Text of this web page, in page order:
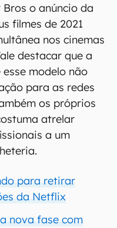
o anúncio da
filmes de 2021
nos cinemas
destacar que a
modelo não
para as redes
os próprios
atrelar
a um
para retirar
da Netflix
nova fase com